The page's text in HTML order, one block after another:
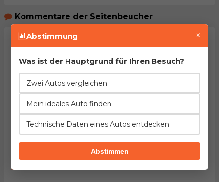
Kommentare der Seitenbeucher
HINWEIS:Pflichtfelder sind mit dem Stern (*)
gekennzeichnet. Mit dem Versenden des Kommentars
bestätigen SieNutzungsbedingungenunseres Portals
gelesen und akzeptiert zu haben.
Kommentar senden
Abstimmung ×
Was ist der Hauptgrund für Ihren Besuch?
Zwei Autos vergleichen
Mein ideales Auto finden
Technische Daten eines Autos entdecken
Abstimmen